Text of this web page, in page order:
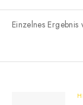
Einzelnes